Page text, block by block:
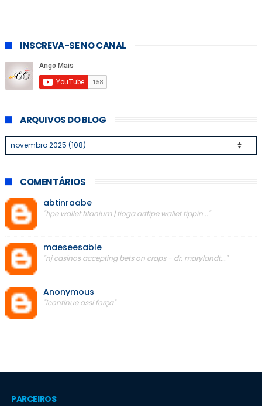
INSCREVA-SE NO CANAL
ARQUIVOS DO BLOG
COMENTÁRIOS
abtinraabe
"tipe wallet titanium | tioga arttipe wallet tippin..."
maeseesable
"nj casinos accepting bets on craps - dr. marylandt..."
Anonymous
"icontinue assi força"
PARCEIROS